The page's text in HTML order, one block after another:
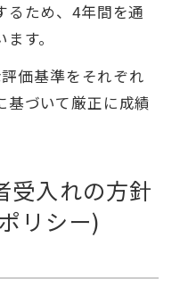
るため、4年間を通
す。
価基準をそれぞれ
基づいて厳正に成績
入れの方針
リシー)